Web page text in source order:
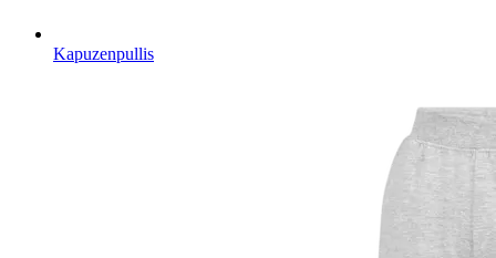
Kapuzenpullis